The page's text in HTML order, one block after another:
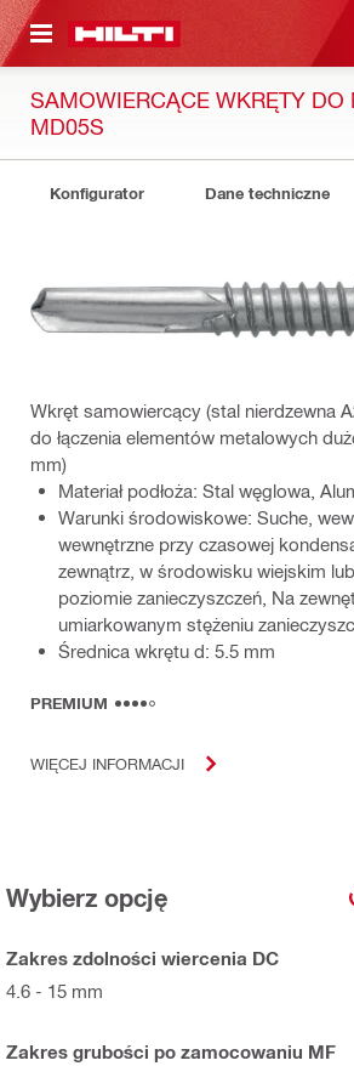
GŁÓWNEJ
SAMOWIERCĄCE WKRĘTY DO
MD05S
Konfigurator Dane techniczne
Wkręt samowiercący (stal nierdzewna
do łączenia elementów metalowych
mm)
Materiał podłoża: Stal węglowa,
Warunki środowiskowe: Suche,
wewnętrzne przy czasowej
zewnątrz, w środowisku wiejskim
poziomie zanieczyszczeń, Na
umiarkowanym stężeniu
Średnica wkrętu d: 5.5 mm
PREMIUM
WIĘCEJ INFORMACJI
Wybierz opcję
Zakres zdolności wiercenia DC
4.6 - 15 mm
Zakres grubości po zamocowaniu MF